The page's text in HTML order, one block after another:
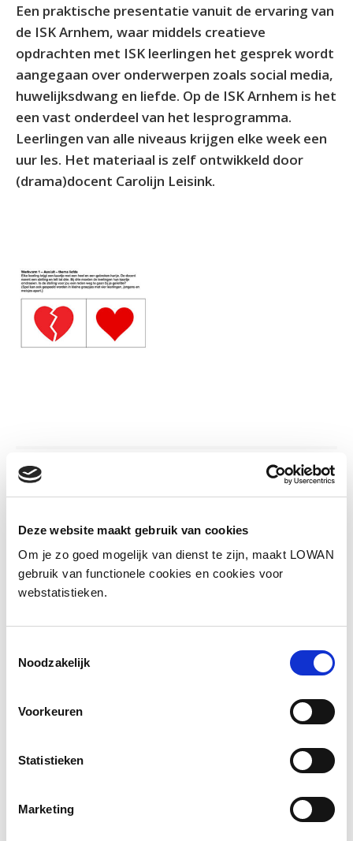
Deze website maakt gebruik van cookies
Om je zo goed mogelijk van dienst te zijn, maakt LOWAN
gebruik van functionele cookies en cookies voor
webstatistieken.
Noodzakelijk
Voorkeuren
Statistieken
Marketing
Een praktische presentatie vanuit de ervaring van
de ISK Arnhem, waar middels creatieve
opdrachten met ISK leerlingen het gesprek wordt
aangegaan over onderwerpen zoals social media,
huwelijksdwang en liefde. Op de ISK Arnhem is het
een vast onderdeel van het lesprogramma.
Leerlingen van alle niveaus krijgen elke week een
uur les. Het materiaal is zelf ontwikkeld door
(drama)docent Carolijn Leisink.
Informatie
Auteur: Carolijn Leisink
Jaar van uitgave: 2020